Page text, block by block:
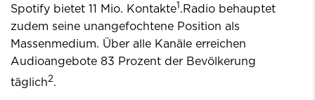
Spotify bietet 11 Mio. Kontakte1 .Radio behauptet
zudem seine unangefochtene Position als
Massenmedium. Über alle Kanäle erreichen
Audioangebote 83 Prozent der Bevölkerung
täglich2.